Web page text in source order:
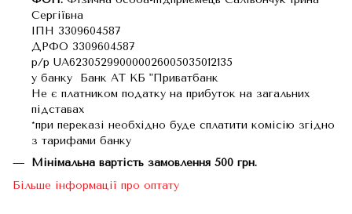
Сергіївна
ІПН 3309604587
ДРФО 3309604587
р/р UA623052990000026005035012135
у банку Банк АТ КБ "Приватбанк
Не є платником податку на прибуток на загальних
підставах
*при переказі необхідно буде сплатити комісію згідно
з тарифами банку
Мінімальна вартість замовлення 500 грн.
Більше інформації про оптату